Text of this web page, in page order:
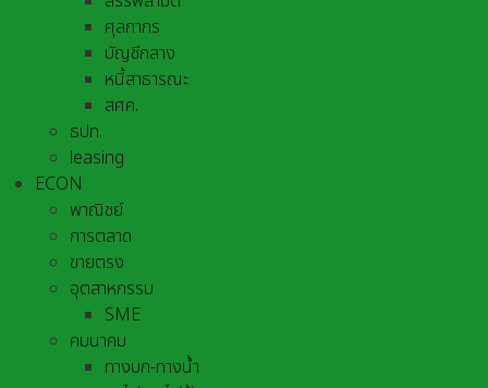
ศุลกากร
บัญชีกลาง
หนี้สาธารณะ
สศค.
ธปท.
leasing
ECON
พาณิชย์
การตลาด
ขายตรง
อุตสาหกรรม
SME
คมนาคม
ทางบก-ทางน้ำ